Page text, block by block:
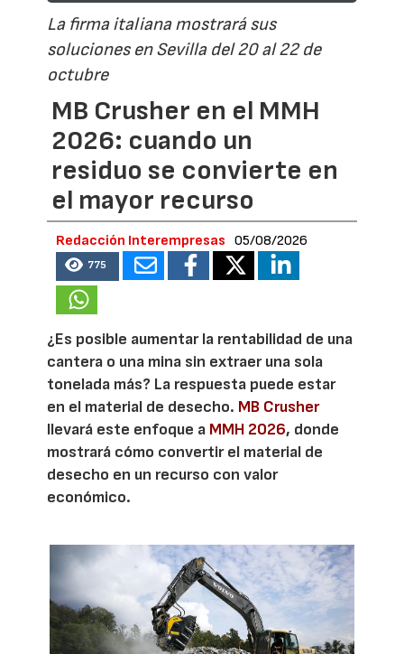
La firma italiana mostrará sus
soluciones en Sevilla del 20 al 22 de
octubre
MB Crusher en el MMH
2026: cuando un
residuo se convierte en
el mayor recurso
Redacción Interempresas 05/08/2026
775
¿Es posible aumentar la rentabilidad de una
cantera o una mina sin extraer una sola
tonelada más? La respuesta puede estar
en el material de desecho. MB Crusher
llevará este enfoque a MMH 2026, donde
mostrará cómo convertir el material de
desecho en un recurso con valor
económico.